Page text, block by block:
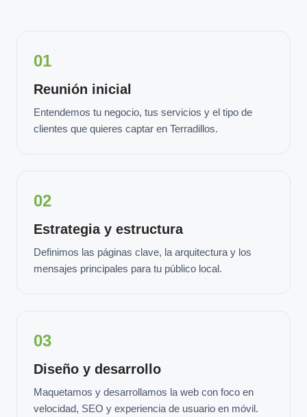
01
Reunión inicial
Entendemos tu negocio, tus servicios y el tipo de
clientes que quieres captar en Terradillos.
02
Estrategia y estructura
Definimos las páginas clave, la arquitectura y los
mensajes principales para tu público local.
03
Diseño y desarrollo
Maquetamos y desarrollamos la web con foco en
velocidad, SEO y experiencia de usuario en móvil.